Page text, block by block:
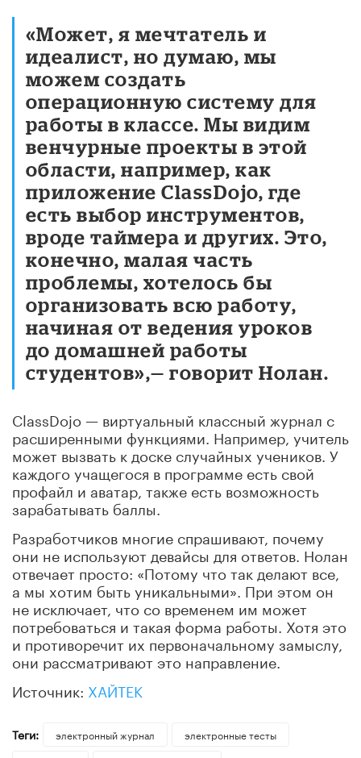
«Может, я мечтатель и
идеалист, но думаю, мы
можем создать
операционную систему для
работы в классе. Мы видим
венчурные проекты в этой
области, например, как
приложение ClassDojo, где
есть выбор инструментов,
вроде таймера и других. Это,
конечно, малая часть
проблемы, хотелось бы
организовать всю работу,
начиная от ведения уроков
до домашней работы
студентов»,— говорит Нолан.
ClassDojo — виртуальный классный журнал с
расширенными функциями. Например, учитель
может вызвать к доске случайных учеников. У
каждого учащегося в программе есть свой
профайл и аватар, также есть возможность
зарабатывать баллы.
Разработчиков многие спрашивают, почему
они не используют девайсы для ответов. Нолан
отвечает просто: «Потому что так делают все,
а мы хотим быть уникальными». При этом он
не исключает, что со временем им может
потребоваться и такая форма работы. Хотя это
и противоречит их первоначальному замыслу,
они рассматривают это направление.
Источник: ХАЙТЕК
Теги: электронный журнал
электронные тесты